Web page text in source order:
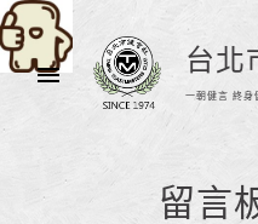
台北
一朝健言 終身
留言